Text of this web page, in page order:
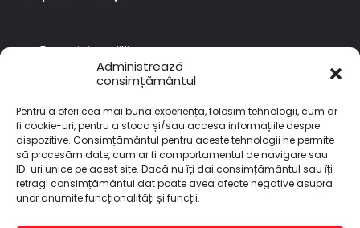
Administrează
consimțământul
Pentru a oferi cea mai bună experiență, folosim tehnologii, cum ar
fi cookie-uri, pentru a stoca și/sau accesa informațiile despre
dispozitive. Consimțământul pentru aceste tehnologii ne permite
să procesăm date, cum ar fi comportamentul de navigare sau
ID-uri unice pe acest site. Dacă nu îți dai consimțământul sau îți
retragi consimțământul dat poate avea afecte negative asupra
unor anumite funcționalități și funcții.
Termeni si conditii
Politica de returnare
Politica de confidentialitate
Abonare Newsletter
Aboneaza-te la newsletter-ul Senci pentru cele mai noi
produse si promotii.